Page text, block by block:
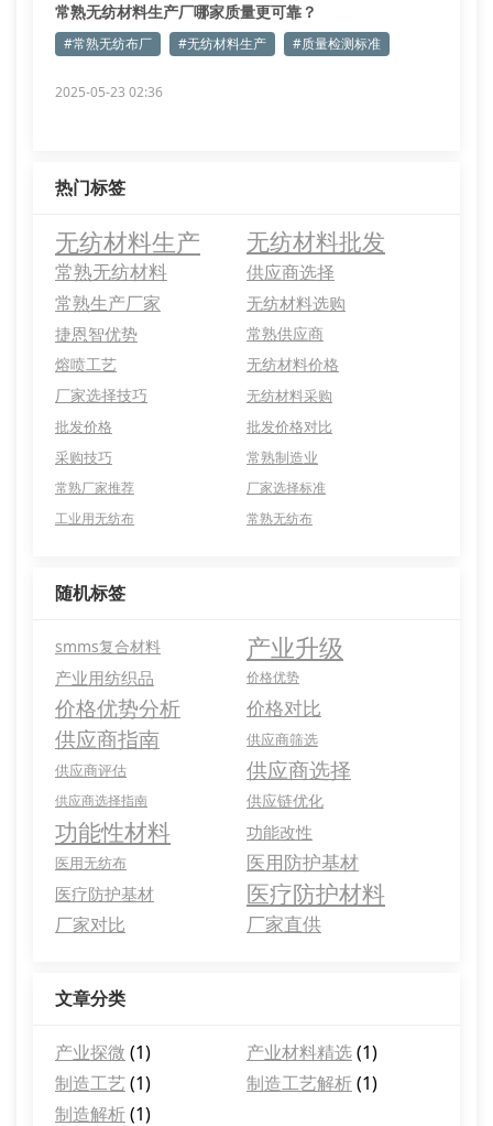
常熟无纺材料生产厂哪家质量更可靠？
#常熟无纺布厂 #无纺材料生产 #质量检测标准
2025-05-23 02:36
热门标签
无纺材料生产 无纺材料批发
常熟无纺材料
供应商选择
常熟生产厂家
无纺材料选购
捷恩智优势
常熟供应商
熔喷工艺
无纺材料价格
厂家选择技巧
无纺材料采购
批发价格
批发价格对比
采购技巧
常熟制造业
常熟厂家推荐
厂家选择标准
工业用无纺布
常熟无纺布
随机标签
smms复合材料 产业升级
产业用纺织品 价格优势
价格优势分析 价格对比
供应商指南
供应商筛选
供应商评估
供应商选择
供应商选择指南 供应链优化
功能性材料 功能改性
医用无纺布 医用防护基材
医疗防护基材 医疗防护材料
厂家对比 厂家直供
文章分类
产业探微 (1) 产业材料精选(1)
制造工艺(1) 制造工艺解析(1)
制造解析(1)